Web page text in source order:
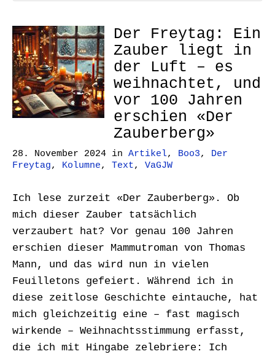
Der Freytag: Ein
Zauber liegt in
der Luft – es
weihnachtet, und
vor 100 Jahren
erschien «Der
Zauberberg»
28. November 2024 in Artikel, Boo3, Der
Freytag, Kolumne, Text, VaGJW
Ich lese zurzeit «Der Zauberberg». Ob
mich dieser Zauber tatsächlich
verzaubert hat? Vor genau 100 Jahren
erschien dieser Mammutroman von Thomas
Mann, und das wird nun in vielen
Feuilletons gefeiert. Während ich in
diese zeitlose Geschichte eintauche, hat
mich gleichzeitig eine – fast magisch
wirkende – Weihnachtsstimmung erfasst,
die ich mit Hingabe zelebriere: Ich